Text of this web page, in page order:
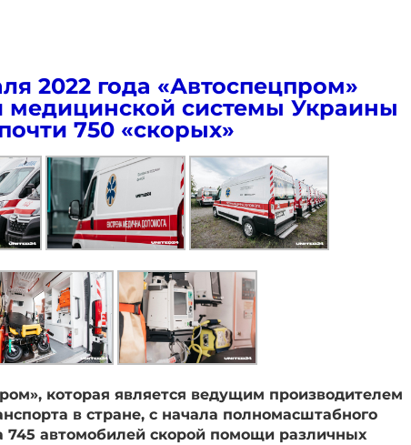
2022 года «Автоспецпром»
медицинской системы Украины
750 «скорых»
которая является ведущим производителем
в стране, с начала полномасштабного
745 автомобилей скорой помощи различных